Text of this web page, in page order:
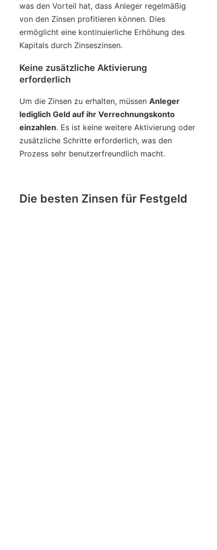
was den Vorteil hat, dass Anleger regelmäßig
von den Zinsen profitieren können. Dies
ermöglicht eine kontinuierliche Erhöhung des
Kapitals durch Zinseszinsen.
Keine zusätzliche Aktivierung
erforderlich
Um die Zinsen zu erhalten, müssen Anleger
lediglich Geld auf ihr Verrechnungskonto
einzahlen. Es ist keine weitere Aktivierung oder
zusätzliche Schritte erforderlich, was den
Prozess sehr benutzerfreundlich macht.
Die besten Zinsen für Festgeld